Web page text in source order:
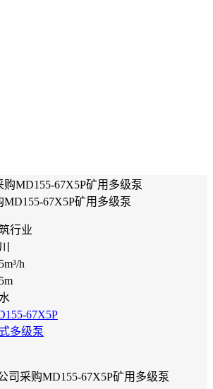
67X5P矿用多级泵
行业
h
67X5P
多级泵
司采购MD155-67X5P矿用多级泵